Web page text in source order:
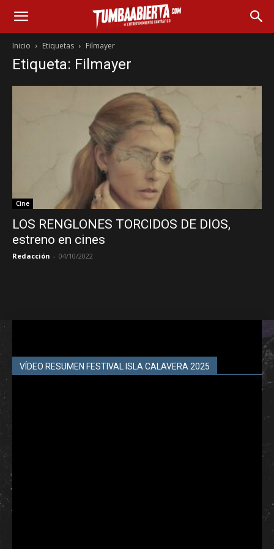
Inicio Etiquetas Filmayer
Etiqueta: Filmayer
Cine
LOS RENGLONES TORCIDOS DE DIOS,
estreno en cines
Redacción - 04/10/2022
VÍDEO RESUMEN FESTIVAL ISLA CALAVERA 2025